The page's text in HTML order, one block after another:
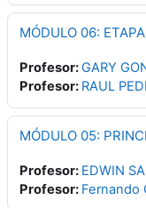
MÓDULO 06:
Profesor:GARY
Profesor: RAUL
MÓDULO 05:
Profesor: EDWIN
Profesor: Fernando